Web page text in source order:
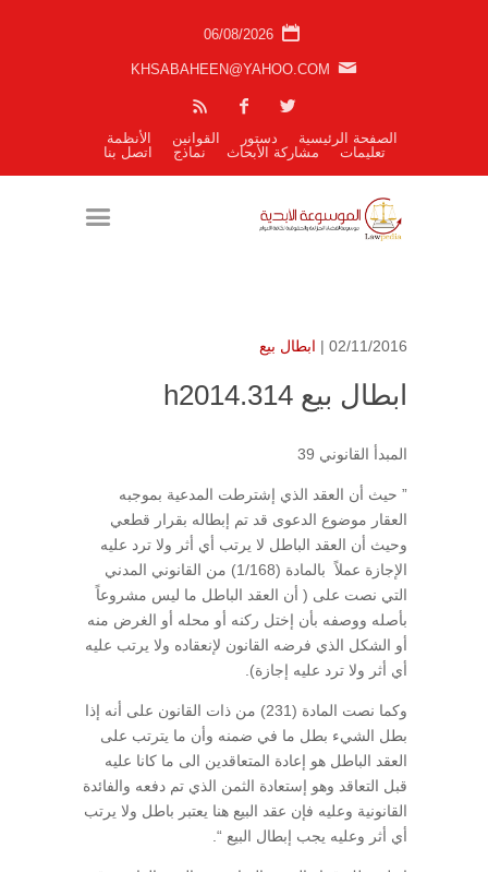
06/08/2026
KHSABAHEEN@YAHOO.COM
الصفحة الرئيسية دستور القوانين
الأنظمة
تعليمات
مشاركة الأبحاث نماذج اتصل بنا
02/11/2016 | ابطال بيع
ابطال بيع h2014.314
المبدأ القانوني 39
” حيث أن العقد الذي إشترطت المدعية بموجبه
العقار موضوع الدعوى قد تم إبطاله بقرار قطعي
وحيث أن العقد الباطل لا يرتب أي أثر ولا ترد عليه
الإجازة عملاً بالمادة (1/168) من القانوني المدني
التي نصت على ( أن العقد الباطل ما ليس مشروعاً
بأصله ووصفه بأن إختل ركنه أو محله أو الغرض منه
أو الشكل الذي فرضه القانون لإنعقاده ولا يرتب عليه
أي أثر ولا ترد عليه إجازة).
وكما نصت المادة (231) من ذات القانون على أنه إذا
بطل الشيء بطل ما في ضمنه وأن ما يترتب على
العقد الباطل هو إعادة المتعاقدين الى ما كانا عليه
قبل التعاقد وهو إستعادة الثمن الذي تم دفعه والفائدة
القانونية وعليه فإن عقد البيع هنا يعتبر باطل ولا يرتب
أي أثر وعليه يجب إبطال البيع “.